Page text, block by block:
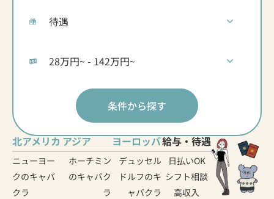
条件から探す
北アメリカ
ニューヨー
クのキャバ
クラ
アジア
ホーチミン
のキャバク
ラ
ヨーロッパ
デュッセル
ドルフのキ
ャバクラ
給与・待遇
日払いOK
シフト相談
高収入